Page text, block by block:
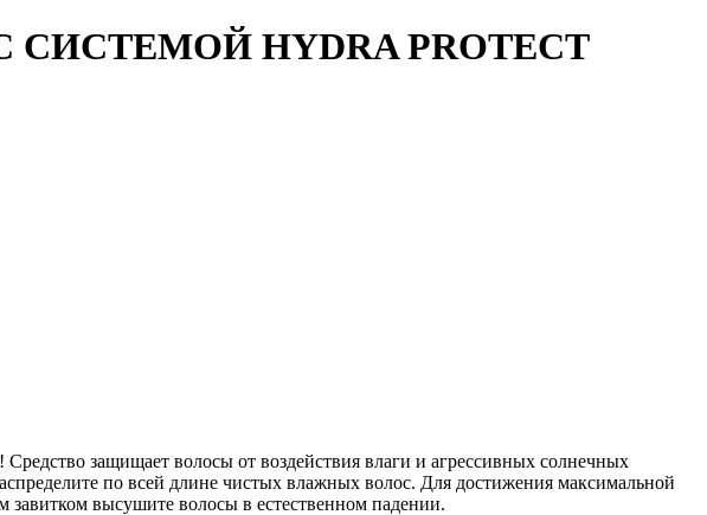
HYDRA PROTECT
защищает волосы от воздействия влаги и агрессивных солнечных
по всей длине чистых влажных волос. Для достижения максимальной
высушите волосы в естественном падении.